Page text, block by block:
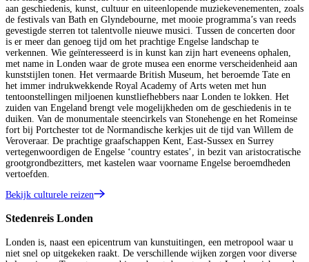
aan geschiedenis, kunst, cultuur en uiteenlopende muziekevenementen, zoals
de festivals van Bath en Glyndebourne, met mooie programma’s van reeds
gevestigde sterren tot talentvolle nieuwe musici. Tussen de concerten door
is er meer dan genoeg tijd om het prachtige Engelse landschap te
verkennen. Wie geïnteresseerd is in kunst kan zijn hart eveneens ophalen,
met name in Londen waar de grote musea een enorme verscheidenheid aan
kunststijlen tonen. Het vermaarde British Museum, het beroemde Tate en
het immer indrukwekkende Royal Academy of Arts weten met hun
tentoonstellingen miljoenen kunstliefhebbers naar Londen te lokken. Het
zuiden van Engeland brengt vele mogelijkheden om de geschiedenis in te
duiken. Van de monumentale steencirkels van Stonehenge en het Romeinse
fort bij Portchester tot de Normandische kerkjes uit de tijd van Willem de
Veroveraar. De prachtige graafschappen Kent, East-Sussex en Surrey
vertegenwoordigen de Engelse ‘country estates’, in bezit van aristocratische
grootgrondbezitters, met kastelen waar voorname Engelse beroemdheden
vertoefden.
Bekijk culturele reizen
Stedenreis Londen
Londen is, naast een epicentrum van kunstuitingen, een metropool waar u
niet snel op uitgekeken raakt. De verschillende wijken zorgen voor diverse